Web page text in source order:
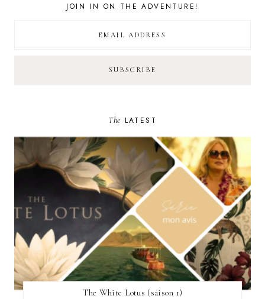
JOIN IN ON THE ADVENTURE!
The LATEST
The White Lotus (saison 1)